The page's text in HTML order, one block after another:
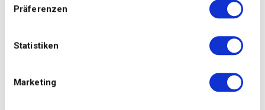
Präferenzen
Statistiken
Marketing
4. Dieses Symbol kennt vermutlich jeder. Daran
und wie heiss.
die Reinigung gegeben werden darf oder sogar sollte.